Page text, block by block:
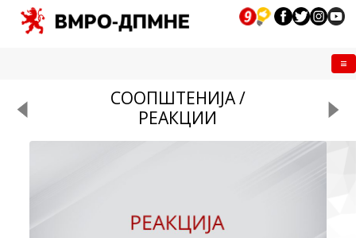
СООПШТЕНИЈА /
РЕАКЦИИ